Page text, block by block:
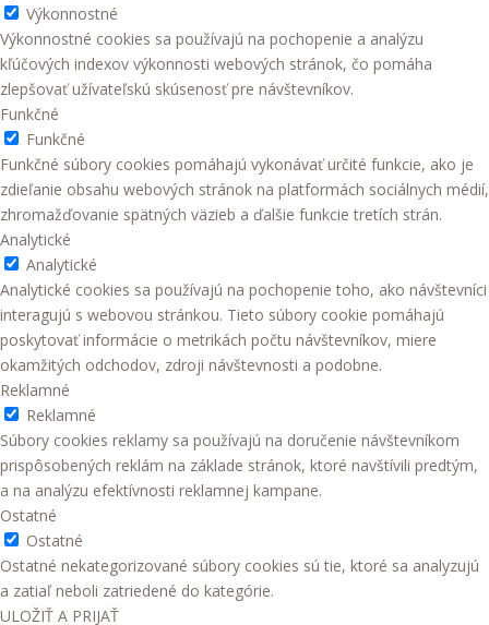
Výkonnostné
Výkonnostné cookies sa používajú na pochopenie a analýzu
kľúčových indexov výkonnosti webových stránok, čo pomáha
zlepšovať užívateľskú skúsenosť pre návštevníkov.
Funkčné
Funkčné
Funkčné súbory cookies pomáhajú vykonávať určité funkcie, ako je
zdieľanie obsahu webových stránok na platformách sociálnych médií,
zhromažďovanie spätných väzieb a ďalšie funkcie tretích strán.
Analytické
Analytické
Analytické cookies sa používajú na pochopenie toho, ako návštevníci
interagujú s webovou stránkou. Tieto súbory cookie pomáhajú
poskytovať informácie o metrikách počtu návštevníkov, miere
okamžitých odchodov, zdroji návštevnosti a podobne.
Reklamné
Reklamné
Súbory cookies reklamy sa používajú na doručenie návštevníkom
prispôsobených reklám na základe stránok, ktoré navštívili predtým,
a na analýzu efektívnosti reklamnej kampane.
Ostatné
Ostatné
Ostatné nekategorizované súbory cookies sú tie, ktoré sa analyzujú
a zatiaľ neboli zatriedené do kategórie.
ULOŽIŤ A PRIJAŤ